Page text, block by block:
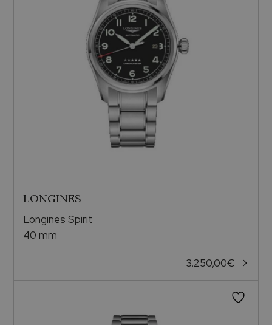
LONGINES
Longines Spirit
40 mm
3.250,00€